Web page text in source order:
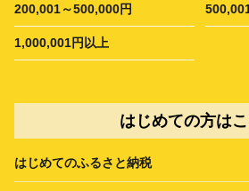
200,001～500,000円
1,000,001円以上
はじめての方は
はじめてのふるさと納税